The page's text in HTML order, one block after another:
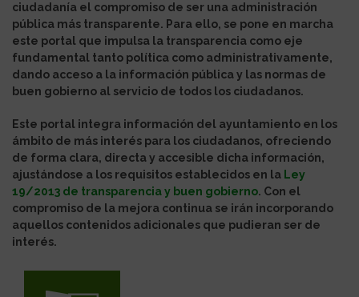
ciudadanía el compromiso de ser una administración
pública más transparente. Para ello, se pone en marcha
este portal que impulsa la transparencia como eje
fundamental tanto política como administrativamente,
dando acceso a la información pública y las normas de
buen gobierno al servicio de todos los ciudadanos.
Este portal integra información del ayuntamiento en los
ámbito de más interés para los ciudadanos, ofreciendo
de forma clara, directa y accesible dicha información,
ajustándose a los requisitos establecidos en la Ley
19/2013 de transparencia y buen gobierno. Con el
compromiso de la mejora continua se irán incorporando
aquellos contenidos adicionales que pudieran ser de
interés.